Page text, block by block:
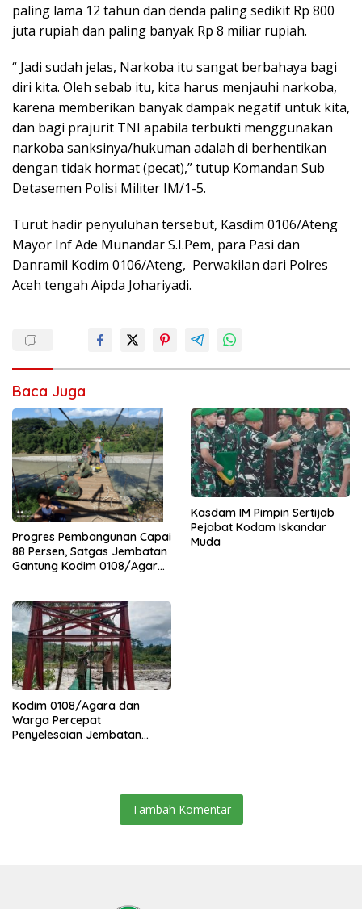
paling lama 12 tahun dan denda paling sedikit Rp 800
juta rupiah dan paling banyak Rp 8 miliar rupiah.
“ Jadi sudah jelas, Narkoba itu sangat berbahaya bagi
diri kita. Oleh sebab itu, kita harus menjauhi narkoba,
karena memberikan banyak dampak negatif untuk kita,
dan bagi prajurit TNI apabila terbukti menggunakan
narkoba sanksinya/hukuman adalah di berhentikan
dengan tidak hormat (pecat),” tutup Komandan Sub
Detasemen Polisi Militer IM/1-5.
Turut hadir penyuluhan tersebut, Kasdim 0106/Ateng
Mayor Inf Ade Munandar S.I.Pem, para Pasi dan
Danramil Kodim 0106/Ateng, Perwakilan dari Polres
Aceh tengah Aipda Johariyadi.
Baca Juga
Progres Pembangunan Capai
88 Persen, Satgas Jembatan
Gantung Kodim 0108/Agara
Kasdam IM Pimpin Sertijab
Pejabat Kodam Iskandar
Muda
Kodim 0108/Agara dan
Warga Percepat
Penyelesaian Jembatan
Tambah Komentar